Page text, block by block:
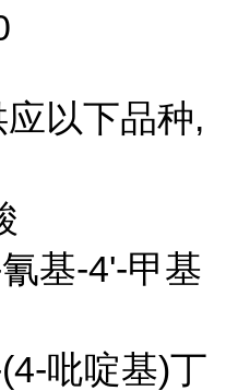
以下品种,
基-4'-甲基
吡啶基)丁